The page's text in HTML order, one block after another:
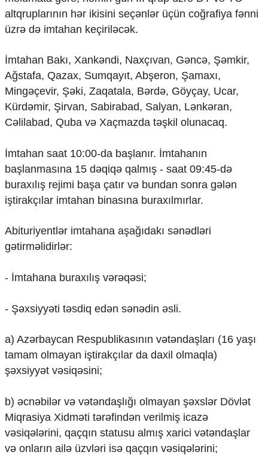
Elm və təhsil
Mədəniyyət
Yüksəliş hekayəsi
Mədəniyyətimizin Zəfəri
Zəfər Diasporu
Səhiyyə
Ailə və uşaq
Turizm
İqtisadiyyat
İqtisadi xəbərlər
Energetika
Neft-qaz
Kənd təsərrüfatı
Hərbi sənaye
Telekommunikasiya və nəqliyyat
Crossmedia.az - 1 yaş
Məhkəmə və hüquq
Ekologiya
Zəfər - 5
Gənclər və İdman
Hadisə
Sağlamlıq
Sosium
Mənəvi dəyərlər
Texnologiya
altqruplarının hər ikisini seçənlər üçün coğrafiya fənni
üzrə də imtahan keçiriləcək.
İmtahan Bakı, Xankəndi, Naxçıvan, Gəncə, Şəmkir,
Ağstafa, Qazax, Sumqayıt, Abşeron, Şamaxı,
Mingəçevir, Şəki, Zaqatala, Bərdə, Göyçay, Ucar,
Kürdəmir, Şirvan, Sabirabad, Salyan, Lənkəran,
Cəlilabad, Quba və Xaçmazda təşkil olunacaq.
İmtahan saat 10:00-da başlanır. İmtahanın
başlanmasına 15 dəqiqə qalmış - saat 09:45-də
buraxılış rejimi başa çatır və bundan sonra gələn
iştirakçılar imtahan binasına buraxılmırlar.
Abituriyentlər imtahana aşağıdakı sənədləri
gətirməlidirlər:
- İmtahana buraxılış vərəqəsi;
- Şəxsiyyəti təsdiq edən sənədin əsli.
a) Azərbaycan Respublikasının vətəndaşları (16 yaşı
tamam olmayan iştirakçılar da daxil olmaqla)
şəxsiyyət vəsiqəsini;
b) əcnəbilər və vətəndaşlığı olmayan şəxslər Dövlət
Miqrasiya Xidməti tərəfindən verilmiş icazə
vəsiqələrini, qaçqın statusu almış xarici vətəndaşlar
və onların ailə üzvləri isə qaçqın vəsiqələrini;